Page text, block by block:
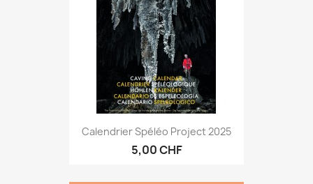
Calendrier Spéléo Project 2025
5,00 CHF